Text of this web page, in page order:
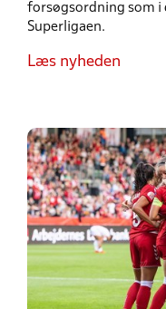
forsøgsordning som i
Superligaen.
Læs nyheden